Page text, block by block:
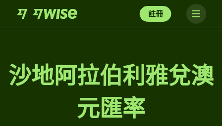
註冊
沙地阿拉伯利雅兌澳
元匯率